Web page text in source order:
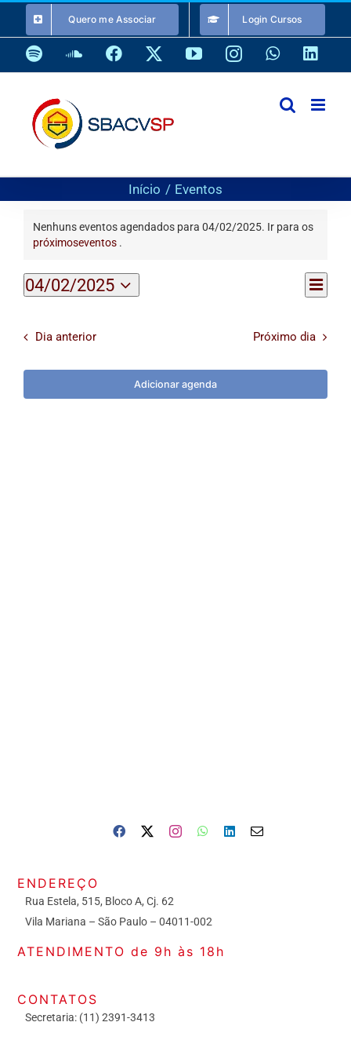
o
conteúdo
Quero me Associar Login Cursos
SpotifySoundCloud
Facebook YouTubeInstagramWhatsApp
Início Eventos
for
Notice
Nenhuns eventos agendados para 04/02/2025. Ir para os
próximoseventos .
do
Dia
04/02/2025
data.
Dia anterior Próximo dia
Adicionar agenda
ENDEREÇO
Rua Estela, 515, Bloco A, Cj. 62
Vila Mariana – São Paulo – 04011-002
ATENDIMENTO de 9h às 18h
CONTATOS
Secretaria: (11) 2391-3413